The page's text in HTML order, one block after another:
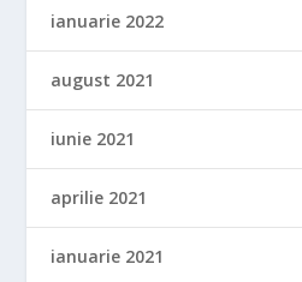
ianuarie 2022
august 2021
iunie 2021
aprilie 2021
ianuarie 2021